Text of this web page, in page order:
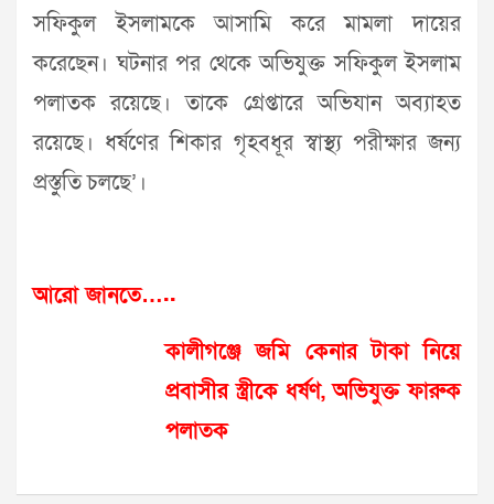
সফিকুল ইসলামকে আসামি করে মামলা দায়ের
করেছেন। ঘটনার পর থেকে অভিযুক্ত সফিকুল ইসলাম
পলাতক রয়েছে। তাকে গ্রেপ্তারে অভিযান অব্যাহত
রয়েছে। ধর্ষণের শিকার গৃহবধূর স্বাস্থ্য পরীক্ষার জন্য
প্রস্তুতি চলছে’।
আরো জানতে…..
কালীগঞ্জে জমি কেনার টাকা নিয়ে
প্রবাসীর স্ত্রীকে ধর্ষণ, অভিযুক্ত ফারুক
পলাতক